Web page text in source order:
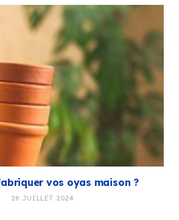
vos oyas maison ?
26 JUILLET 2024